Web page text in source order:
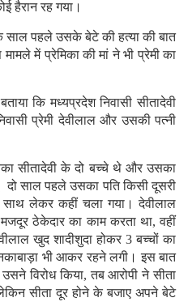
हैरान रह गया।
साल पहले उसके बेटे की हत्या की बात
में प्रेमिका की मां ने भी प्रेमी का
कि मध्यप्रदेश निवासी सीतादेवी
प्रेमी देवीलाल और उसकी पत्नी
सीतादेवी के दो बच्चे थे और उसका
दो साल पहले उसका पति किसी दूसरी
लेकर कहीं चला गया। देवीलाल
ठेकेदार का काम करता था, वहीं
खुद शादीशुदा होकर 3 बच्चों का
भी आकर रहने लगी। इस बात
उसने विरोध किया, तब आरोपी ने सीता
सीता दूर होने के बजाए अपने बेटे